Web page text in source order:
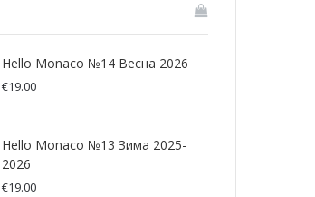
Hello Monaco №14 Весна 2026
€19.00
Hello Monaco №13 Зима 2025-
2026
€19.00